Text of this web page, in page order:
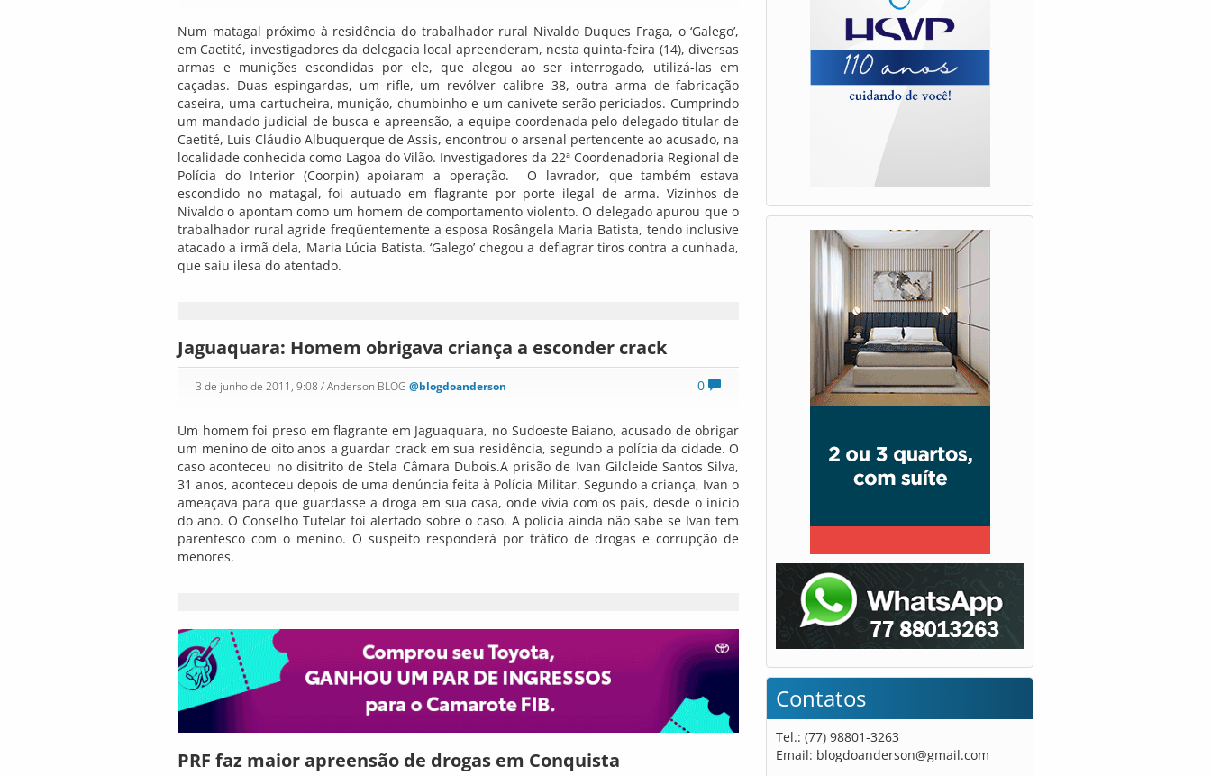
Num matagal próximo à residência do trabalhador rural Nivaldo Duques Fraga, o ‘Galego’,
em Caetité, investigadores da delegacia local apreenderam, nesta quinta-feira (14), diversas
armas e munições escondidas por ele, que alegou ao ser interrogado, utilizá-las em
caçadas. Duas espingardas, um rifle, um revólver calibre 38, outra arma de fabricação
caseira, uma cartucheira, munição, chumbinho e um canivete serão periciados. Cumprindo
um mandado judicial de busca e apreensão, a equipe coordenada pelo delegado titular de
Caetité, Luis Cláudio Albuquerque de Assis, encontrou o arsenal pertencente ao acusado, na
localidade conhecida como Lagoa do Vilão. Investigadores da 22ª Coordenadoria Regional de
Polícia do Interior (Coorpin) apoiaram a operação. O lavrador, que também estava
escondido no matagal, foi autuado em flagrante por porte ilegal de arma. Vizinhos de
Nivaldo o apontam como um homem de comportamento violento. O delegado apurou que o
trabalhador rural agride freqüentemente a esposa Rosângela Maria Batista, tendo inclusive
atacado a irmã dela, Maria Lúcia Batista. ‘Galego’ chegou a deflagrar tiros contra a cunhada,
que saiu ilesa do atentado.
Jaguaquara: Homem obrigava criança a esconder crack
0
3 de junho de 2011, 9:08 / Anderson BLOG @blogdoanderson
Um homem foi preso em flagrante em Jaguaquara, no Sudoeste Baiano, acusado de obrigar
um menino de oito anos a guardar crack em sua residência, segundo a polícia da cidade. O
caso aconteceu no disitrito de Stela Câmara Dubois.A prisão de Ivan Gilcleide Santos Silva,
31 anos, aconteceu depois de uma denúncia feita à Polícia Militar. Segundo a criança, Ivan o
ameaçava para que guardasse a droga em sua casa, onde vivia com os pais, desde o início
do ano. O Conselho Tutelar foi alertado sobre o caso. A polícia ainda não sabe se Ivan tem
parentesco com o menino. O suspeito responderá por tráfico de drogas e corrupção de
menores.
PRF faz maior apreensão de drogas em Conquista
Contatos
Tel.: (77) 98801-3263
Email: blogdoanderson@gmail.com